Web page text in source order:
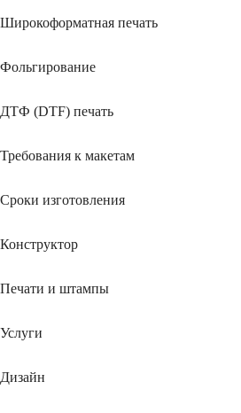
Широкоформатная печать
Фольгирование
ДТФ (DTF) печать
Требования к макетам
Сроки изготовления
Конструктор
Печати и штампы
Услуги
Дизайн